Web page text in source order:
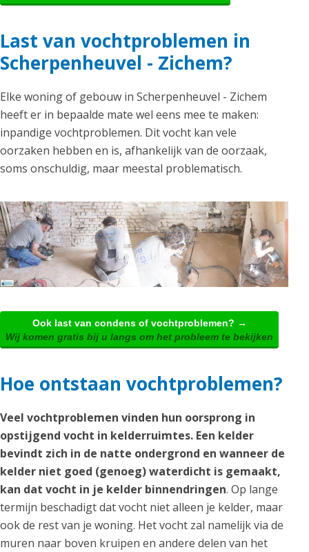
Last van vochtproblemen in
Scherpenheuvel - Zichem?
Elke woning of gebouw in Scherpenheuvel - Zichem
heeft er in bepaalde mate wel eens mee te maken:
inpandige vochtproblemen. Dit vocht kan vele
oorzaken hebben en is, afhankelijk van de oorzaak,
soms onschuldig, maar meestal problematisch.
Ook last van condens of vochtproblemen? →
Wij komen gratis bij u langs om het probleem te bekijken
Hoe ontstaan vochtproblemen?
Veel vochtproblemen vinden hun oorsprong in
opstijgend vocht in kelderruimtes. Een kelder
bevindt zich in de natte ondergrond en wanneer de
kelder niet goed (genoeg) waterdicht is gemaakt,
kan dat vocht in je kelder binnendringen. Op lange
termijn beschadigt dat vocht niet alleen je kelder, maar
ook de rest van je woning. Het vocht zal namelijk via de
muren naar boven kruipen en andere delen van het